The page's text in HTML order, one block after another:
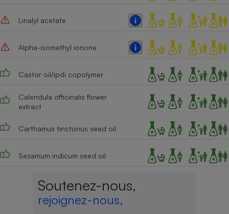
Linalyl acetate
Alpha-isomethyl ionone
Castor oil/ipdi copolymer
Calendula officinalis flower
extract
Carthamus tinctorius seed oil
Sesamum indicum seed oil
Soutenez-nous,
rejoignez-nous,